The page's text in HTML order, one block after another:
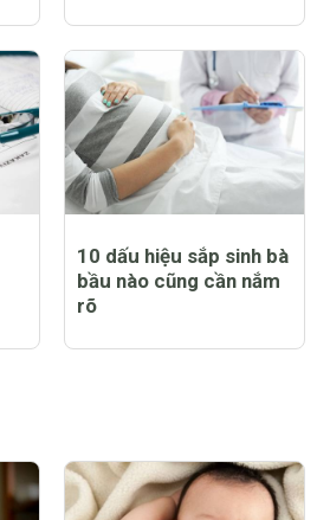
10 dấu hiệu sắp sinh bà
bầu nào cũng cần nắm
rõ